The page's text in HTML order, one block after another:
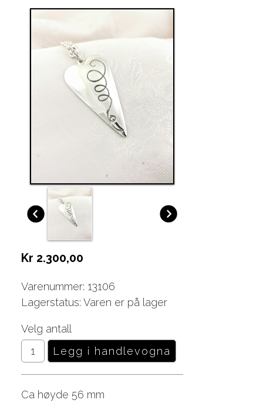
Kr 2.300,00
Varenummer: 13106
Lagerstatus: Varen er på lager
Velg antall
Ca høyde 56 mm